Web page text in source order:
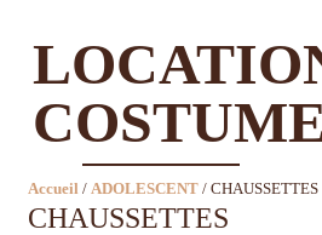
Accueil / ADOLESCENT / CHAUSSETTES
CHAUSSETTES